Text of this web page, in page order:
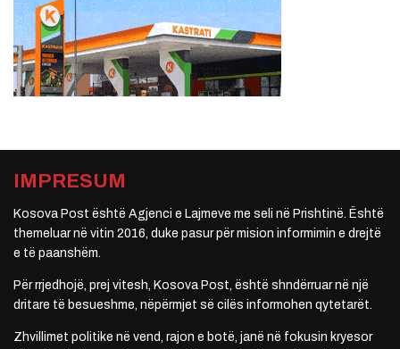
IMPRESUM
Kosova Post është Agjenci e Lajmeve me seli në Prishtinë. Është
themeluar në vitin 2016, duke pasur për mision informimin e drejtë
e të paanshëm.
Për rrjedhojë, prej vitesh, Kosova Post, është shndërruar në një
dritare të besueshme, nëpërmjet së cilës informohen qytetarët.
Zhvillimet politike në vend, rajon e botë, janë në fokusin kryesor